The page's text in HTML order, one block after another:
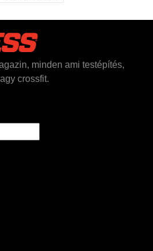
minden ami testépítés,
crossfit.